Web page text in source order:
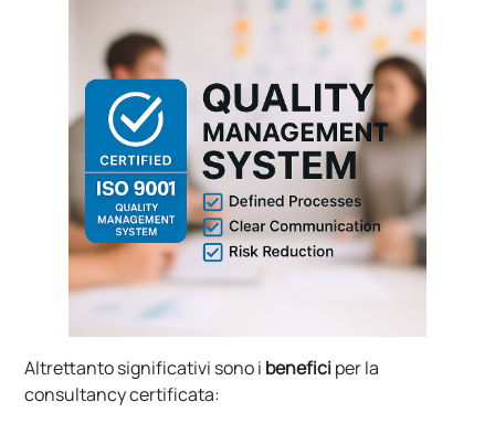
Altrettanto significativi sono i beneficiper la
consultancy certificata: